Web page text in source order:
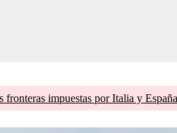
fronteras impuestas por Italia y